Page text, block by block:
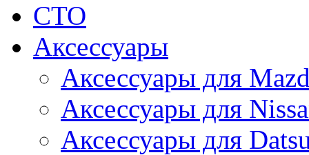
СТО
Аксессуары
Аксессуары для
Аксессуары для
Аксессуары для